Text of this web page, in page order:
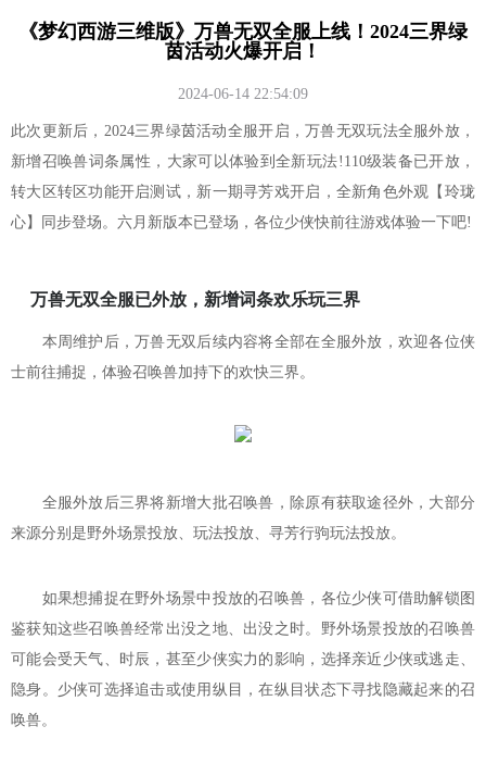
《梦幻西游三维版》万兽无双全服上线！2024三界绿
茵活动火爆开启！
2024-06-14 22:54:09
此次更新后，2024三界绿茵活动全服开启，万兽无双玩法全服外放，
新增召唤兽词条属性，大家可以体验到全新玩法!110级装备已开放，
转大区转区功能开启测试，新一期寻芳戏开启，全新角色外观【玲珑
心】同步登场。六月新版本已登场，各位少侠快前往游戏体验一下吧!
万兽无双全服已外放，新增词条欢乐玩三界
本周维护后，万兽无双后续内容将全部在全服外放，欢迎各位侠
士前往捕捉，体验召唤兽加持下的欢快三界。
全服外放后三界将新增大批召唤兽，除原有获取途径外，大部分
来源分别是野外场景投放、玩法投放、寻芳行驹玩法投放。
如果想捕捉在野外场景中投放的召唤兽，各位少侠可借助解锁图
鉴获知这些召唤兽经常出没之地、出没之时。野外场景投放的召唤兽
可能会受天气、时辰，甚至少侠实力的影响，选择亲近少侠或逃走、
隐身。少侠可选择追击或使用纵目，在纵目状态下寻找隐藏起来的召
唤兽。